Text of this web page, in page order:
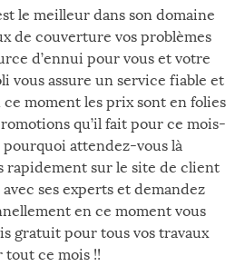
le meilleur dans son domaine
de couverture vos problèmes
d’ennui pour vous et votre
vous assure un service fiable et
moment les prix sont en folies
qu’il fait pour ce mois-
attendez-vous là
rapidement sur le site de client
ses experts et demandez
en ce moment vous
gratuit pour tous vos travaux
tout ce mois !!